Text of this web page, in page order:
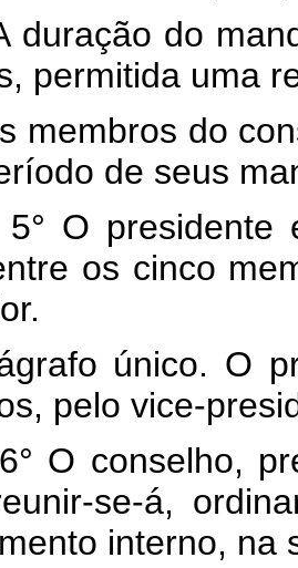
do
permitida uma
do
de seus
5° O presidente
os cinco
único. O
pelo vice-
O conselho,
se-á,
interno, na